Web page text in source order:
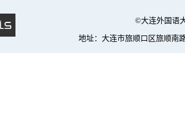
©大连外国语
地址：大连市旅顺口区旅顺南